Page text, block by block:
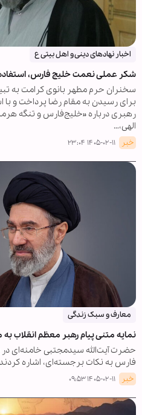
اخبار نهادهای دینی و اهل بیتی ع
شکر عملی نعمت خلیج فارس،
سخنران حرم مطهر بانوی کرامت به
برای رسیدن به مقام رضا پرداخت و با
رهبری درباره «خلیج‌فارس و تنگه
الهی،…
خبر ۱۴۰۵-۰۲-۱۱ ۲۳:۰۴
معارف و سبک زندگی
نمایه متنی پیام رهبر معظم انقلاب
حضرت آیت‌الله سیدمجتبی خامنه‌ای
فارس به نکات برجسته‌ای، اشاره
خبر ۱۴۰۵-۰۲-۱۱ ۰۹:۵۳